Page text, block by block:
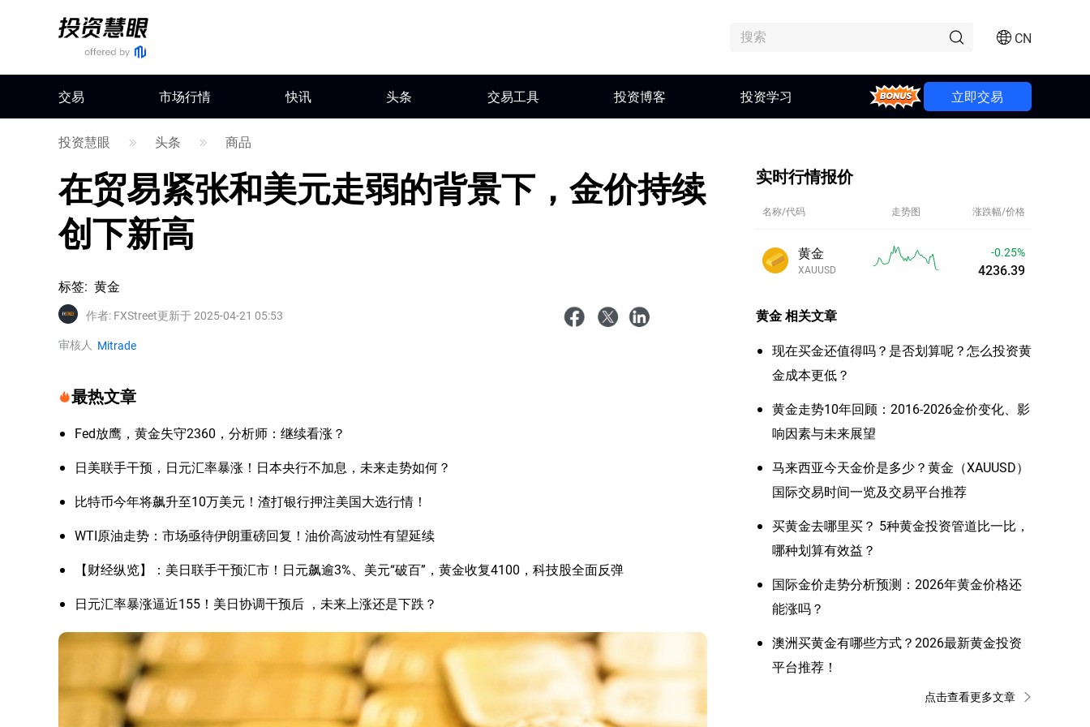
CN
交易 市场行情 快讯 头条 交易工具 投资博客 投资学习 Bonus 立即交易
投资慧眼 头条 商品
在贸易紧张和美元走弱的背景下，金价持续
创下新高
标签: 黄金
作者: FXStreet更新于 2025-04-21 05:53
审核人 Mitrade
最热文章
Fed放鹰，黄金失守2360，分析师：继续看涨？
日美联手干预，日元汇率暴涨！日本央行不加息，未来走势如何？
比特币今年将飙升至10万美元！渣打银行押注美国大选行情！
WTI原油走势：市场亟待伊朗重磅回复！油价高波动性有望延续
【财经纵览】：美日联手干预汇市！日元飙逾3%、美元“破百”，黄金收复4100，科技股全面反弹
日元汇率暴涨逼近155！美日协调干预后 ，未来上涨还是下跌？
实时行情报价
名称/代码 走势图 涨跌幅/价格
黄金
XAUUSD
-0.25%
4236.46
黄金相关文章
现在买金还值得吗？是否划算呢？怎么投资黄
金成本更低？
黄金走势10年回顾：2016-2026金价变化、影
响因素与未来展望
马来西亚今天金价是多少？黄金（XAUUSD）
国际交易时间一览及交易平台推荐
买黄金去哪里买？ 5种黄金投资管道比一比，
哪种划算有效益？
国际金价走势分析预测：2026年黄金价格还
能涨吗？
澳洲买黄金有哪些方式？2026最新黄金投资
平台推荐！
点击查看更多文章